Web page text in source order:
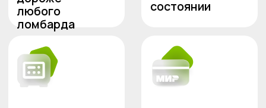
Какие еще изделия
принимаются к скупке?